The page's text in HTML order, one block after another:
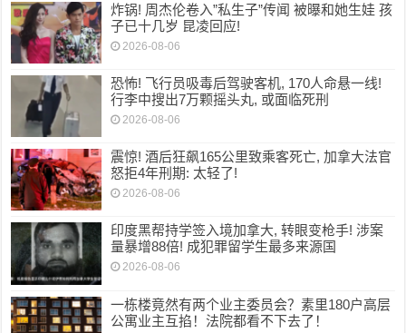
炸锅! 周杰伦卷入”私生子”传闻 被曝和她生娃 孩
子已十几岁 昆凌回应!
2026-08-06
恐怖! 飞行员吸毒后驾驶客机, 170人命悬一线!
行李中搜出7万颗摇头丸, 或面临死刑
2026-08-06
震惊! 酒后狂飙165公里致乘客死亡, 加拿大法官
怒拒4年刑期: 太轻了!
2026-08-06
印度黑帮持学签入境加拿大, 转眼变枪手! 涉案
量暴增88倍! 成犯罪留学生最多来源国
2026-08-06
一栋楼竟然有两个业主委员会？素里180户高层
公寓业主互掐！法院都看不下去了！